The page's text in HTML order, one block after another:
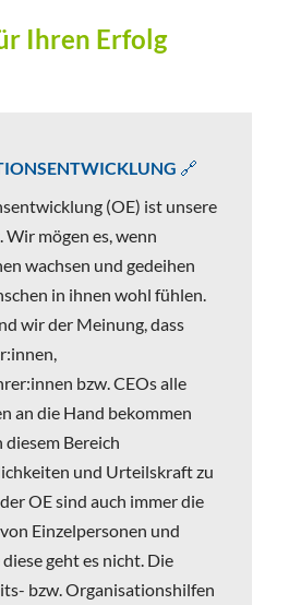
Ihren Erfolg
🔗
(OE) ist unsere
Wir mögen es, wenn
wachsen und gedeihen
in ihnen wohl fühlen.
wir der Meinung, dass
bzw. CEOs alle
an die Hand bekommen
Bereich
und Urteilskraft zu
OE sind auch immer die
Einzelpersonen und
diese geht es nicht. Die
bzw. Organisationshilfen